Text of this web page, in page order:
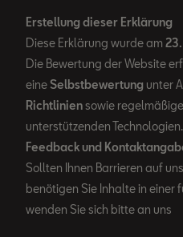
Erstellung dieser Erklärung
Diese Erklärung wurde am
Die Bewertung der Website
eine Selbstbewertung unter
Richtliniensowie
unterstützenden Technologien.
Feedback und
Sollten Ihnen Barrieren auf
benötigen Sie Inhalte in einer
wenden Sie sich bitte an uns